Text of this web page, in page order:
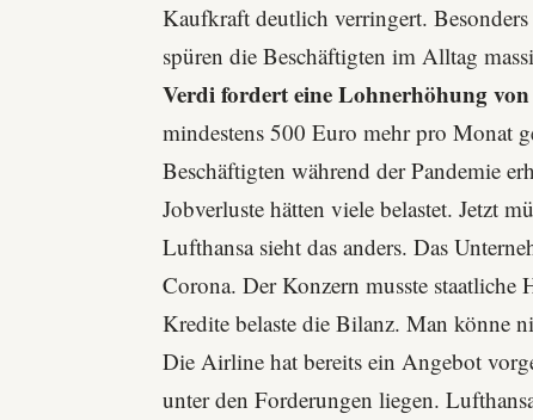
Kaufkraft deutlich verringert.
spüren die Beschäftigten im Alltag
Verdi fordert eine Lohnerhöhung
mindestens 500 Euro mehr pro Monat
Beschäftigten während der Pandemie
Jobverluste hätten viele belastet. Jetzt
Lufthansa sieht das anders. Das
Corona. Der Konzern musste
Kredite belaste die Bilanz. Man könne
Die Airline hat bereits ein Angebot
unter den Forderungen liegen.